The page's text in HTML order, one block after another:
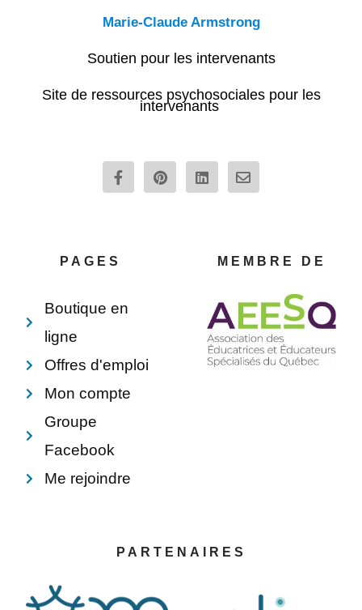
Marie-Claude Armstrong
Soutien pour les intervenants
Site de ressources psychosociales pour les
intervenants
F
a
c
P
i
n
L
i
n
E
n
v
p
e
PAGES
Boutique en
ligne
Offres d'emploi
Mon compte
Groupe
Facebook
Me rejoindre
MEMBRE DE
PARTENAIRES